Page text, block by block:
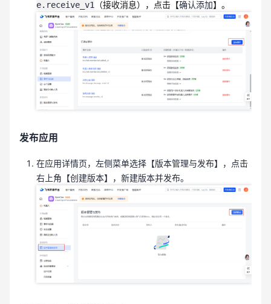
e.receive_v1 （接收消息），点击【确认添加】。
发布应用
在应用详情页，左侧菜单选择【版本管理与发布】，点击
右上角【创建版本】，新建版本并发布。